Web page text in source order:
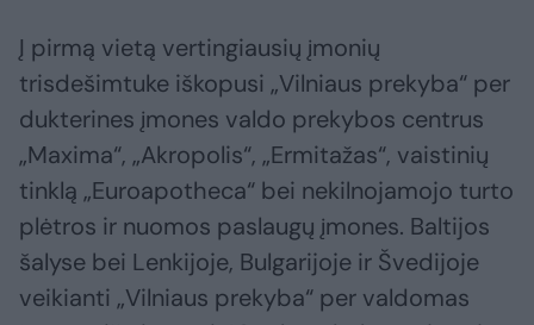
Į pirmą vietą vertingiausių įmonių
trisdešimtuke iškopusi „Vilniaus prekyba“ per
dukterines įmones valdo prekybos centrus
„Maxima“, „Akropolis“, „Ermitažas“, vaistinių
tinklą „Euroapotheca“ bei nekilnojamojo turto
plėtros ir nuomos paslaugų įmones. Baltijos
šalyse bei Lenkijoje, Bulgarijoje ir Švedijoje
veikianti „Vilniaus prekyba“ per valdomas